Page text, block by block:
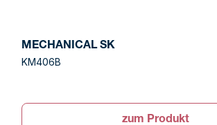
MECHANICAL SK
KM406B
zum Produkt